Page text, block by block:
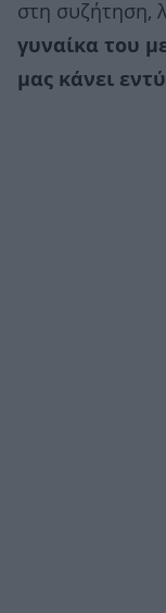
στη συζήτηση,
γυναίκα του
μας κάνει